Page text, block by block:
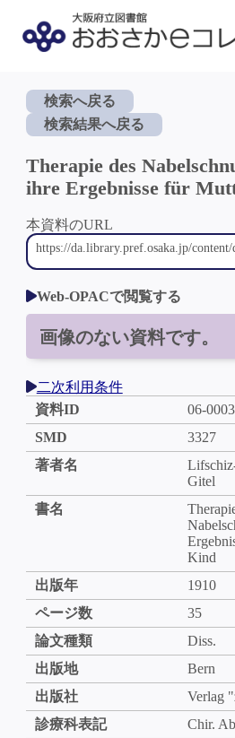
検索へ戻る
検索結果へ戻る
Therapie des
ihre Ergebnisse für
本資料のURL
Web-OPACで閲覧する
画像のない資料です。
二次利用条件
資料ID
06-
SMD
3327
著者名
Gitel
書名
Kind
出版年
1910
ページ数
35
論文種類
Diss.
出版地
Bern
出版社
Verlag
診療科表記
Chir.